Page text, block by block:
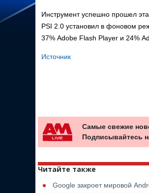
Инструмент успешно прошел
PSI 2.0 установил в фоновом
37% Adobe Flash Player и 24%
Источник
Самые свежие
Подписывайтесь
Читайте также
Google закроет мировой